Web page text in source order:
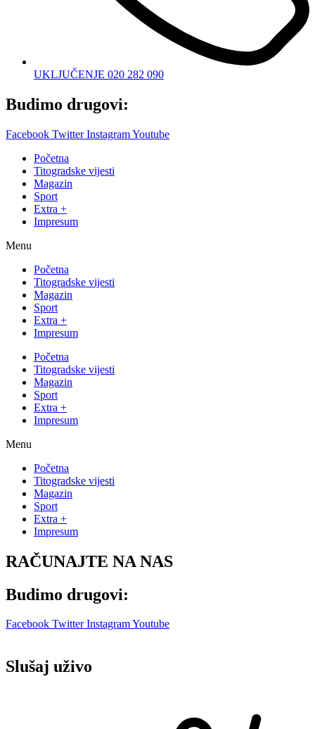
UKLJUČENJE 020 282 090
Budimo drugovi:
Facebook Twitter InstagramYoutube
Početna
Titogradske vijesti
Magazin
Sport
Extra +
Impresum
Menu
Početna
Titogradske vijesti
Magazin
Sport
Extra +
Impresum
Početna
Titogradske vijesti
Magazin
Sport
Extra +
Impresum
Menu
Početna
Titogradske vijesti
Magazin
Sport
Extra +
Impresum
RAČUNAJTE NA NAS
Budimo drugovi:
Facebook Twitter InstagramYoutube
Slušaj uživo